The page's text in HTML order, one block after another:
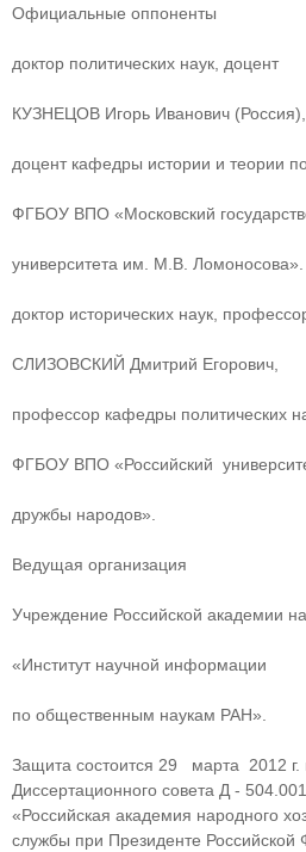
Официальные оппоненты
доктор политических наук, доцент
КУЗНЕЦОВ Игорь Иванович (Россия),
доцент кафедры истории и теории
ФГБОУ ВПО «Московский
университета им. М.В. Ломоносова».
доктор исторических наук,
СЛИЗОВСКИЙ Дмитрий Егорович,
профессор кафедры политических
ФГБОУ ВПО «Российский
дружбы народов».
Ведущая организация
Учреждение Российской академии
«Институт научной информации
по общественным наукам РАН».
Защита состоится 29 марта 2012 г.
Диссертационного совета Д -
«Российская академия народного
службы при Президенте Российской